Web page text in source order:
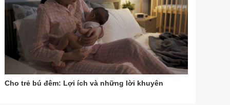
Cho trẻ bú đêm: Lợi ích và những lời khuyên